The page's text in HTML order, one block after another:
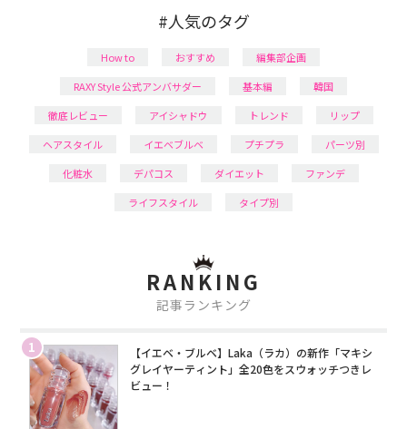
#人気のタグ
How to おすすめ
編集部企画
RAXY Style 公式アンバサダー
基本編
韓国
徹底レビュー
アイシャドウ トレンド
リップ
ヘアスタイル
イエベブルベ プチプラ
パーツ別
化粧水
デパコス ダイエット
ファンデ
ライフスタイル
タイプ別
RANKING
記事ランキング
1
【イエベ・ブルベ】Laka（ラカ）の新作「マキシ
グレイヤーティント」全20色をスウォッチつきレ
ビュー！